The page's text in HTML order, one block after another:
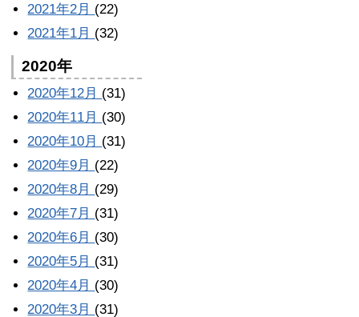
2021年2月 (22)
2021年1月 (32)
2020年
2020年12月 (31)
2020年11月 (30)
2020年10月 (31)
2020年9月 (22)
2020年8月 (29)
2020年7月 (31)
2020年6月 (30)
2020年5月 (31)
2020年4月 (30)
2020年3月 (31)